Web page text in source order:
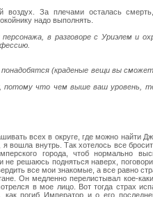
воздух. За плечами осталась
надо выполнять.
персонажа, в разговоре с Уриэлем и
(краденые вещи вы
потому что чем выше ваш уровень,
всех в округе, где можно найти
я вошла внутрь. Так хотелось все
города, чтоб нормально
не решаюсь подняться наверх,
все мои знакомые, а все равно
Он медленно перелистывал кое-
в мое лицо. Вот тогда страх
погиб Император и о его